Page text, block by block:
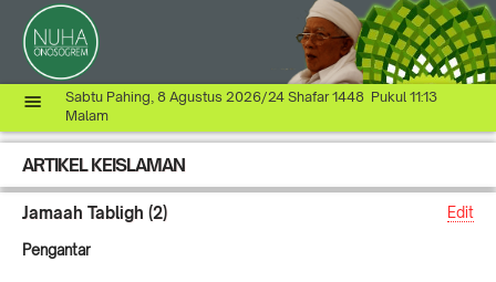
Sabtu Pahing, 8 Agustus 2026/24 Shafar 1448 Pukul 11:13
Malam
ARTIKEL KEISLAMAN
Edit
Jamaah Tabligh (2)
Pengantar